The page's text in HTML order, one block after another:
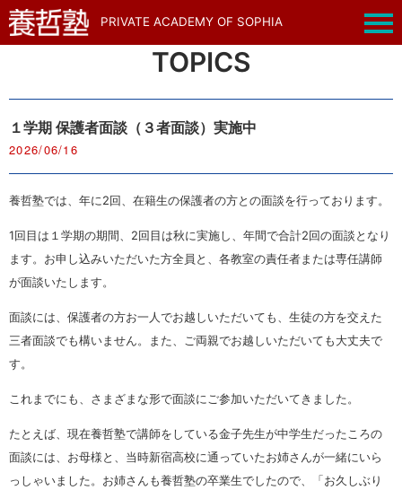
PRIVATE ACADEMY OF SOPHIA
TOPICS
１学期 保護者面談（３者面談）実施中
2026/06/16
養哲塾では、年に2回、在籍生の保護者の方との面談を行っております。
1回目は１学期の期間、2回目は秋に実施し、年間で合計2回の面談となり
ます。お申し込みいただいた方全員と、各教室の責任者または専任講師
が面談いたします。
面談には、保護者の方お一人でお越しいただいても、生徒の方を交えた
三者面談でも構いません。また、ご両親でお越しいただいても大丈夫で
す。
これまでにも、さまざまな形で面談にご参加いただいてきました。
たとえば、現在養哲塾で講師をしている金子先生が中学生だったころの
面談には、お母様と、当時新宿高校に通っていたお姉さんが一緒にいら
っしゃいました。お姉さんも養哲塾の卒業生でしたので、「お久しぶり